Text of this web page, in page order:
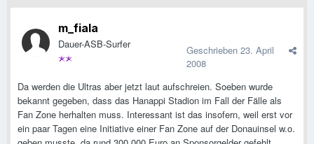
m_fiala
Dauer-ASB-Surfer Geschrieben 23. April
2008
Da werden die Ultras aber jetzt laut aufschreien. Soeben wurde
bekannt gegeben, dass das Hanappi Stadion im Fall der Fälle als
Fan Zone herhalten muss. Interessant ist das insofern, weil erst vor
ein paar Tagen eine Initiative einer Fan Zone auf der Donauinsel w.o.